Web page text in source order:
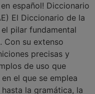
español! Diccionario
El Diccionario de la
el pilar fundamental
Con su extenso
precisas y
de uso que
el que se emplea
la gramática, la